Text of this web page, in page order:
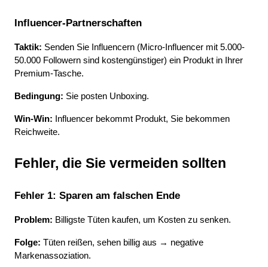
Influencer-Partnerschaften
Taktik: Senden Sie Influencern (Micro-Influencer mit 5.000-
50.000 Followern sind kostengünstiger) ein Produkt in Ihrer
Premium-Tasche.
Bedingung: Sie posten Unboxing.
Win-Win: Influencer bekommt Produkt, Sie bekommen
Reichweite.
Fehler, die Sie vermeiden sollten
Fehler 1: Sparen am falschen Ende
Problem: Billigste Tüten kaufen, um Kosten zu senken.
Folge: Tüten reißen, sehen billig aus → negative
Markenassoziation.